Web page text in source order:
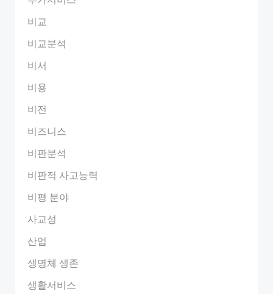
비교
비교분석
비서
비용
비전
비즈니스
비판분석
비판적 사고능력
비평 분야
사교성
산업
생명체 생존
생활서비스